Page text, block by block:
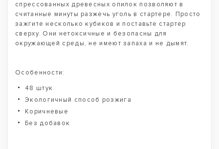
спрессованных древесных опилок позволяют в
считанные минуты разжечь уголь в стартере. Просто
зажгите несколько кубиков и поставьте стартер
сверху. Они нетоксичные и безопасны для
окружающей среды, не имеют запаха и не дымят.
Особенности:
48 штук
Экологичный способ розжига
Коричневые
Без добавок